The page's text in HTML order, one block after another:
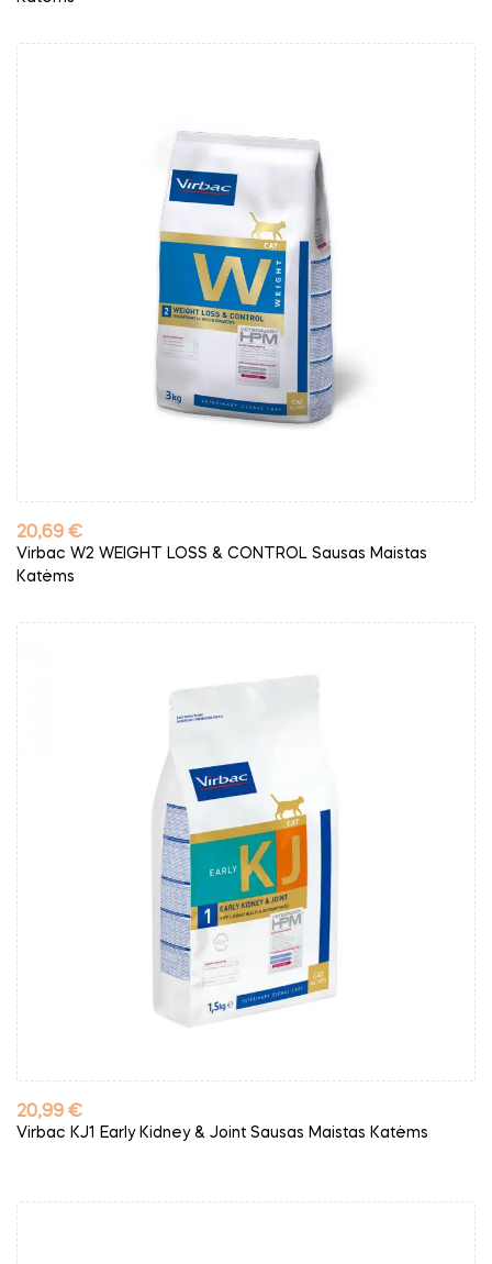
Kaina
20,69 €
Virbac W2 WEIGHT LOSS & CONTROL Sausas Maistas
Katėms
Kaina
20,99 €
Virbac KJ1 Early Kidney & Joint Sausas Maistas Katėms